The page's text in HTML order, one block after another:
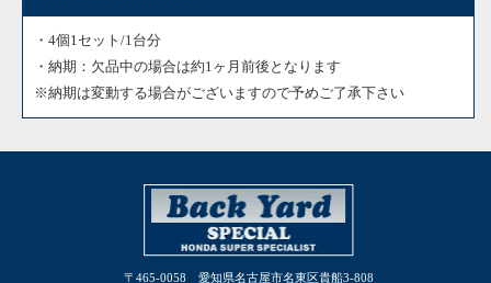
・4個1セット/1台分
・納期：欠品中の場合は約1ヶ月前後となります
※納期は変動する場合がございますので予めご了承下さい
〒465-0058 愛知県名古屋市名東区貴船3-808